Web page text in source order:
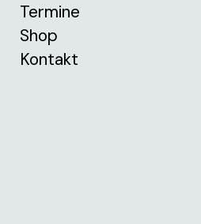
Termine
Shop
Kontakt